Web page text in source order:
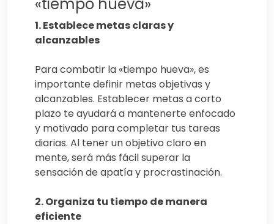
1. Establece metas claras y
alcanzables
Para combatir la «tiempo hueva», es
importante definir metas objetivas y
alcanzables. Establecer metas a corto
plazo te ayudará a mantenerte enfocado
y motivado para completar tus tareas
diarias. Al tener un objetivo claro en
mente, será más fácil superar la
sensación de apatía y procrastinación.
2. Organiza tu tiempo de manera
eficiente